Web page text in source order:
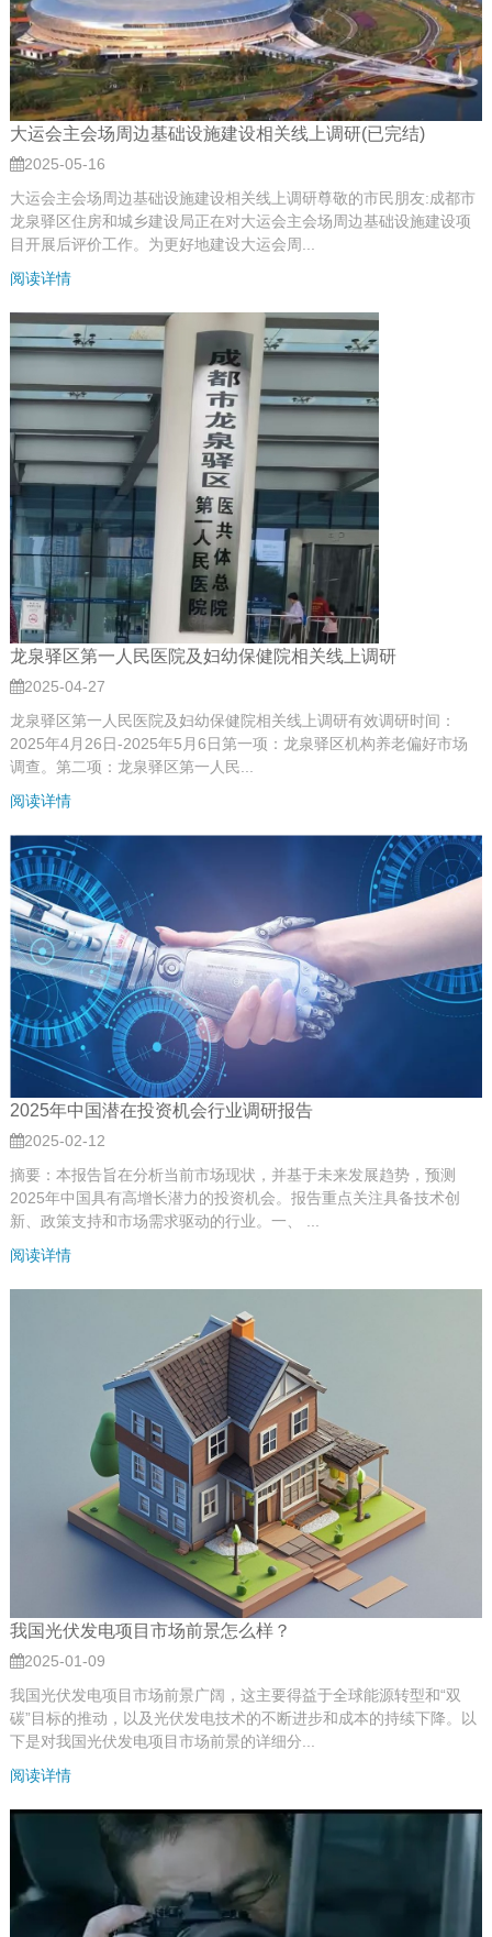
大运会主会场周边基础设施建设相关线上调研(已完结)
2025-05-16
大运会主会场周边基础设施建设相关线上调研尊敬的市民朋友:成都市
龙泉驿区住房和城乡建设局正在对大运会主会场周边基础设施建设项
目开展后评价工作。为更好地建设大运会周...
阅读详情
龙泉驿区第一人民医院及妇幼保健院相关线上调研
2025-04-27
龙泉驿区第一人民医院及妇幼保健院相关线上调研有效调研时间：
2025年4月26日-2025年5月6日第一项：龙泉驿区机构养老偏好市场
调查。第二项：龙泉驿区第一人民...
阅读详情
2025年中国潜在投资机会行业调研报告
2025-02-12
摘要：本报告旨在分析当前市场现状，并基于未来发展趋势，预测
2025年中国具有高增长潜力的投资机会。报告重点关注具备技术创
新、政策支持和市场需求驱动的行业。一、 ...
阅读详情
我国光伏发电项目市场前景怎么样？
2025-01-09
我国光伏发电项目市场前景广阔，这主要得益于全球能源转型和“双
碳”目标的推动，以及光伏发电技术的不断进步和成本的持续下降。以
下是对我国光伏发电项目市场前景的详细分...
阅读详情